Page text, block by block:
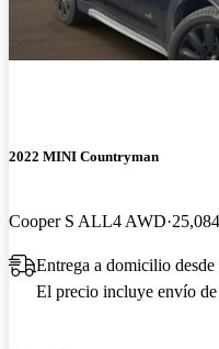
2022 MINI Countryman
Cooper S ALL4 AWD
Entrega a domicilio
El precio incluye envío